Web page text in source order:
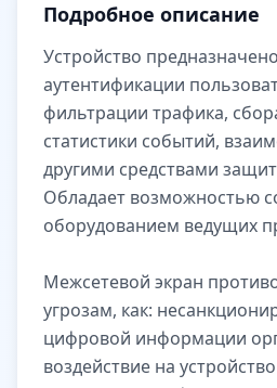
Подробное описание
Устройство
аутентификации
фильтрации трафика,
статистики событий,
другими средствами
Обладает возможностью
оборудованием ведущих
Межсетевой экран
угрозам, как:
цифровой информации
воздействие на